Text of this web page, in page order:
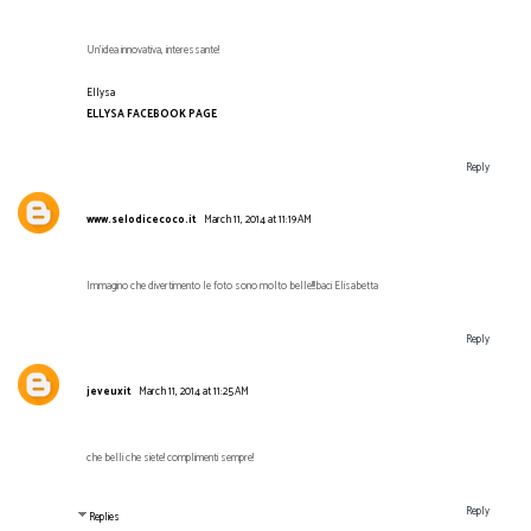
Un'idea innovativa, interessante!
Ellysa
ELLYSA FACEBOOK PAGE
Reply
www.selodicecoco.it March 11, 2014 at 11:19 AM
Immagino che divertimento le foto sono molto belle!!!baci Elisabetta
Reply
jeveuxit March 11, 2014 at 11:25 AM
che belli che siete! complimenti sempre!
Reply
Replies